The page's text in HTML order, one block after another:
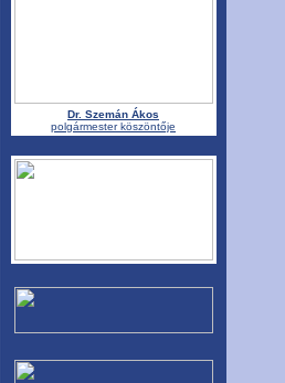
Dr. Szemán Ákos
polgármester köszöntője